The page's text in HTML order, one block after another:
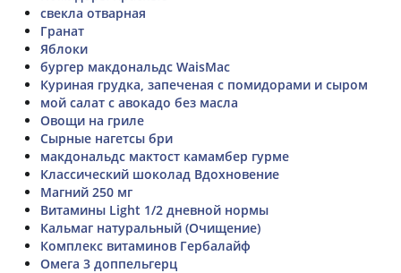
свекла отварная
Гранат
Яблоки
бургер макдональдс WaisMac
Куриная грудка, запеченая с помидорами и сыром
мой салат с авокадо без масла
Овощи на гриле
Сырные нагетсы бри
макдональдс мактост камамбер гурме
Классический шоколад Вдохновение
Магний 250 мг
Витамины Light 1/2 дневной нормы
Кальмаг натуральный (Очищение)
Комплекс витаминов Гербалайф
Омега 3 доппельгерц